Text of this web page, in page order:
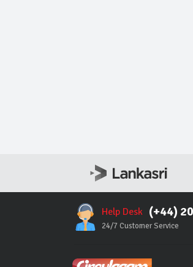
Help Desk (+44)
24/7 Customer Service